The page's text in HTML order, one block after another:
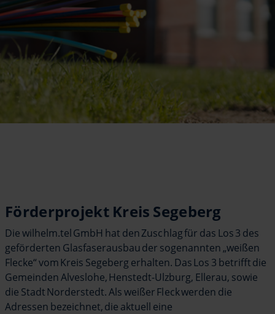
Förderprojekt Kreis Segeberg
Die wilhelm.tel GmbH hat den Zuschlag für das Los 3 des
geförderten Glasfaserausbau der sogenannten „weißen
Flecke“ vom Kreis Segeberg erhalten. Das Los 3 betrifft die
Gemeinden Alveslohe, Henstedt-Ulzburg, Ellerau, sowie
die Stadt Norderstedt. Als weißer Fleck werden die
Adressen bezeichnet, die aktuell eine